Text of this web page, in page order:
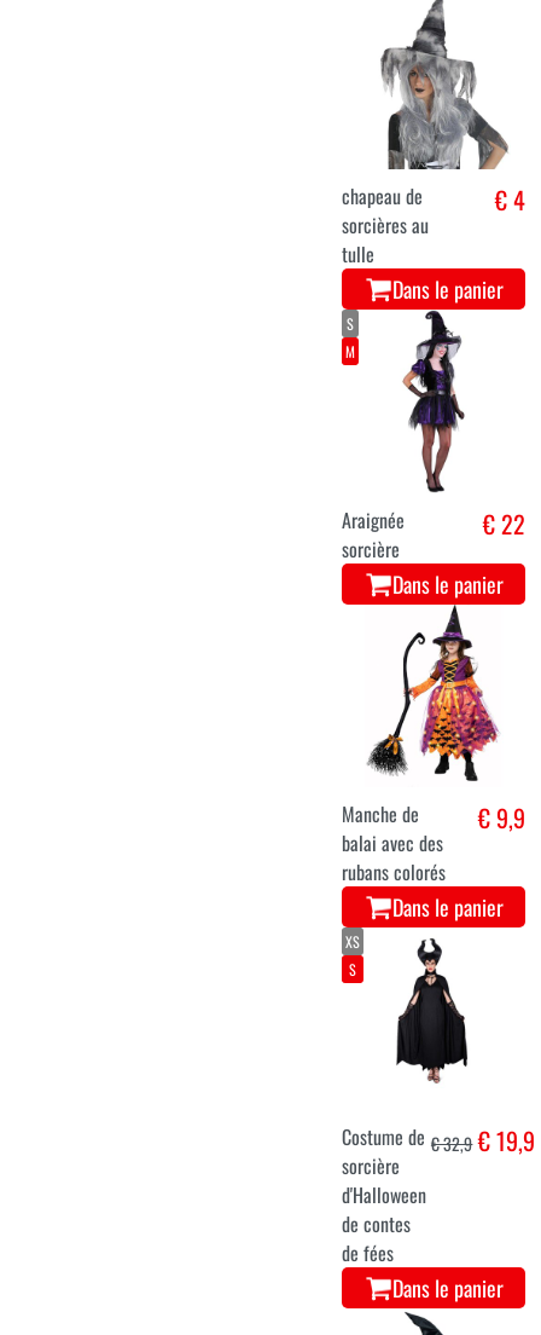
chapeau de
sorcières au
tulle
€ 4
Dans le panier
S
M
Araignée
sorcière
€ 22
Dans le panier
Manche de
balai avec des
rubans colorés
€ 9,9
Dans le panier
XS
S
Costume de
sorcière
d'Halloween
de contes
de fées
€ 32,9€ 19,9
Dans le panier